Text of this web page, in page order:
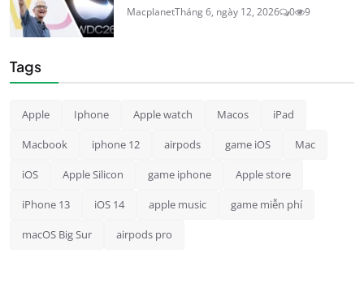
MacplanetTháng 6, ngày 12, 2026 0 9
Tags
Apple Iphone Apple watch Macos iPad
Macbook iphone 12 airpods game iOS Mac
iOS Apple Silicon game iphone Apple store
iPhone 13 iOS 14 apple music game miễn phí
macOS Big Sur airpods pro